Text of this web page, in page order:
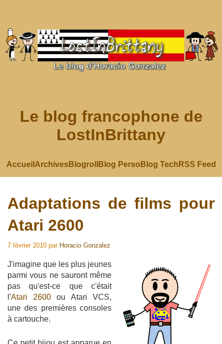
Le blog francophone de
LostInBrittany
Accueil ArchivesBlogroll Blog Perso Blog Tech RSS Feed
Adaptations de films pour
Atari 2600
7 février 2010 par Horacio Gonzalez
J'imagine que les plus jeunes
parmi vous ne sauront même
pas qu'est-ce que c'était
l'Atari 2600ou Atari VCS,
une des premières consoles
à cartouche.